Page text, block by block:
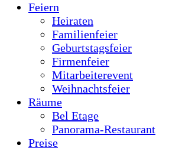
Feiern
Heiraten
Familienfeier
Geburtstagsfeier
Firmenfeier
Mitarbeiterevent
Weihnachtsfeier
Räume
Bel Etage
Panorama-Restaurant
Preise